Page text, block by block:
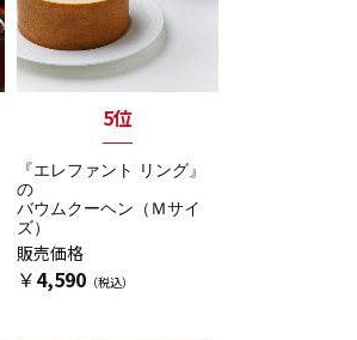
5位
『エレファント リング』
の
バウムクーヘン（Ｍサイ
ズ）
販売価格
￥4,590